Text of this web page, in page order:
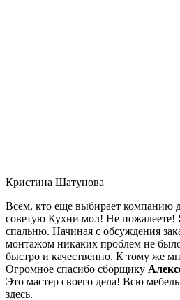
Кристина Шатунова
Всем, кто еще выбирает компанию
советую Кухни мол! Не пожалеете!
спальню. Начиная с обсуждения
монтажом никаких проблем не
быстро и качественно. К тому же
Огромное спасибо сборщику
Это мастер своего дела! Всю мебель
здесь.